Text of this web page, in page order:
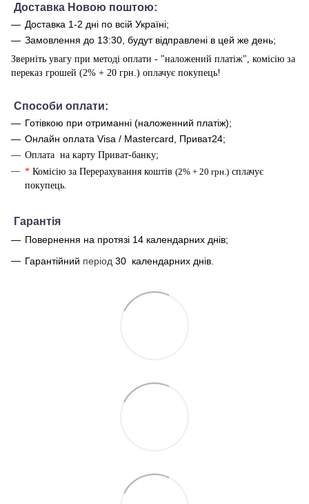
Доставка Новою поштою:
Доставка 1-2 дні по всій Україні;
Замовлення до 13:30, будут відправлені в цей же день;
Зверніть увагу при методі оплати - "наложений платіж", комісію за
переказ грошей (2% + 20 грн.) оплачує покупець!
Способи оплати:
Готівкою при отриманні (наложенний платіж);
Онлайн оплата Visa / Mastercard, Приват24;
Оплата на карту Приват-банку;
* Комісію за Перерахування коштів (2% + 20 грн.) сплачує
покупець.
Гарантія
Повернення на протязі 14 календарних днів;
Гарантійний період 30 календарних днів.